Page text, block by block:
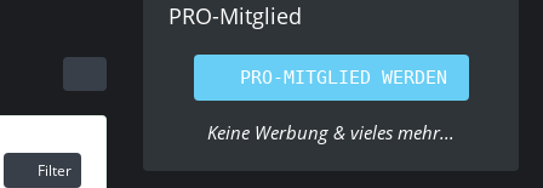
Filter
PRO-Mitglied
PRO-MITGLIED WERDEN
Keine Werbung & vieles mehr...